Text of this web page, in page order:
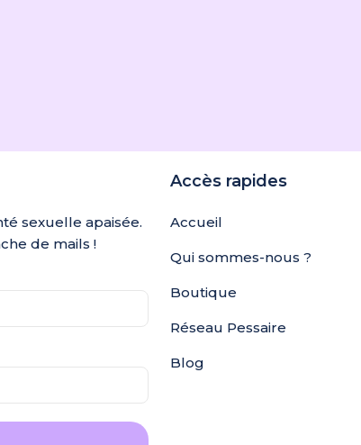
sexuelle apaisée.
de mails !
Accès rapides
Accueil
Qui sommes-nous ?
Boutique
Réseau Pessaire
Blog